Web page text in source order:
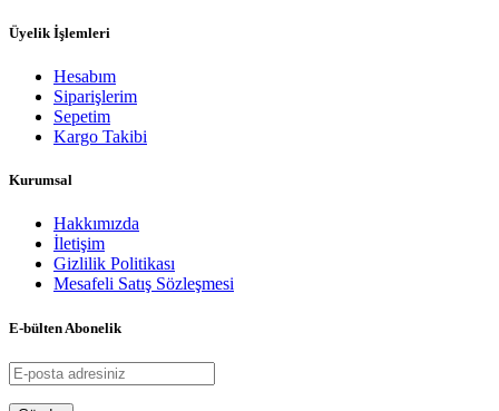
Üyelik İşlemleri
Hesabım
Siparişlerim
Sepetim
Kargo Takibi
Kurumsal
Hakkımızda
İletişim
Gizlilik Politikası
Mesafeli Satış Sözleşmesi
E-bülten Abonelik